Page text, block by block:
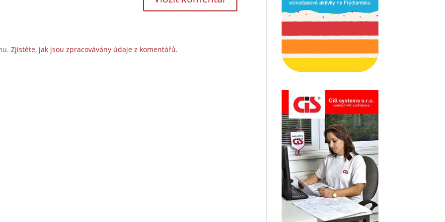
Zjistěte, jak jsou zpracovávány údaje z komentářů.